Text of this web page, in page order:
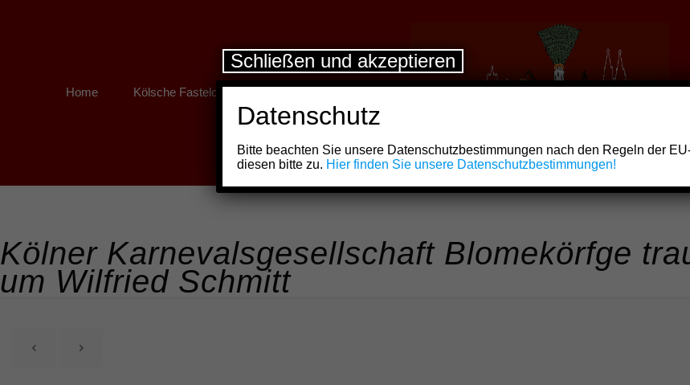
Home Kölsche Fastelovend
Kölner Karnevalsgesellschaft Blomekörfge
um Wilfried Schmitt
Datenschutz
Bitte beachten Sie unsere Datenschutzbestimmungen nach den Regeln der
diesen bitte zu. Hier finden Sie unsere Datenschutzbestimmungen!
Schließen und akzeptieren